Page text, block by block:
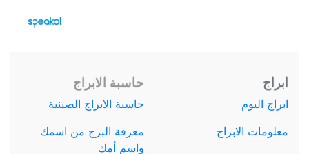
ابراج
ابراج اليوم
معلومات الابراج
حاسبة الابراج
حاسبة الابراج الصينية
معرفة البرج من اسمك
واسم أمك